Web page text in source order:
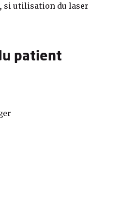
si utilisation du laser
patient